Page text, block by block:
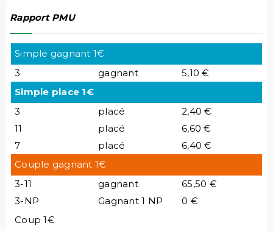
Rapport PMU
Simple gagnant 1€
3
gagnant
5,10 €
Simple place 1€
3
placé
2,40 €
11
placé
6,60 €
7
placé
6,40 €
Couple gagnant 1€
3-11
gagnant
65,50 €
3-NP
Gagnant 1 NP
0 €
Coup 1€